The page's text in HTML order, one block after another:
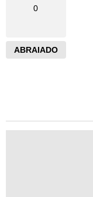
0
ABRAIADO